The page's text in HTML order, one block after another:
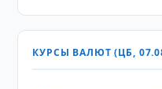
КУРСЫ ВАЛЮТ (ЦБ,